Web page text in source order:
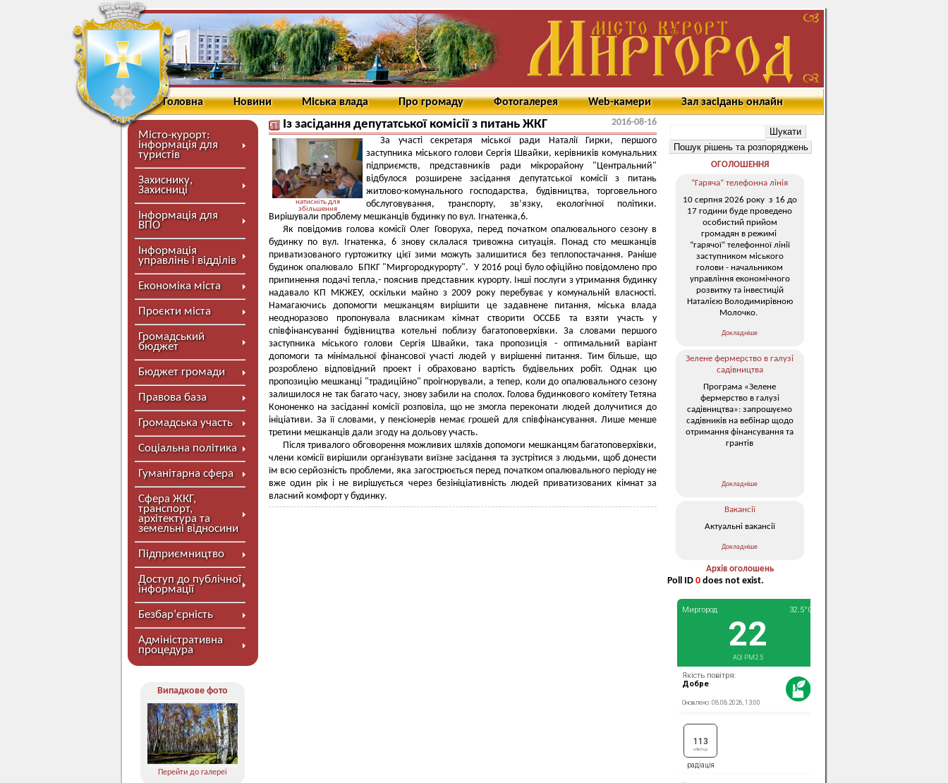
Головна Новини Міська влада Про громаду Фотогалерея Web-камери Зал засідань онлайн
Місто-курорт:
інформація для
туристів
Захиснику,
Захисниці
Інформація для
ВПО
Інформація
управлінь і відділів
Економіка міста
Проєкти міста
Громадський
бюджет
Бюджет громади
Правова база
Громадська участь
Соціальна політика
Гуманітарна сфера
Сфера ЖКГ,
транспорт,
архітектура та
земельні відносини
Підприємництво
Доступ до публічної
інформації
Безбар’єрність
Адміністративна
процедура
Випадкове фото
Перейти до галереї
Із засідання депутатської комісії з питань ЖКГ 2016-08-16
натисніть для
збільшення
За участі секретаря міської ради Наталії Гирки, першого
заступника міського голови Сергія Швайки, керівників комунальних
підприємств, представників ради мікрорайону "Центральний"
відбулося розширене засідання депутатської комісії з питань
житлово-комунального господарства, будівництва, торговельного
обслуговування, транспорту, зв’язку, екологічної політики.
Вирішували проблему мешканців будинку по вул. Ігнатенка,6.
Як повідомив голова комісії Олег Говоруха, перед початком опалювального сезону в
будинку по вул. Ігнатенка, 6 знову склалася тривожна ситуація. Понад сто мешканців
приватизованого гуртожитку цієї зими можуть залишитися без теплопостачання. Раніше
будинок опалювало БПКГ "Миргородкурорту". У 2016 році було офіційно повідомлено про
припинення подачі тепла,- пояснив представник курорту. Інші послуги з утримання будинку
надавало КП МКЖЕУ, оскільки майно з 2009 року перебуває у комунальній власності.
Намагаючись допомогти мешканцям вирішити це задавнене питання, міська влада
неодноразово пропонувала власникам кімнат створити ОССББ та взяти участь у
співфінансуванні будівництва котельні поблизу багатоповерхівки. За словами першого
заступника міського голови Сергія Швайки, така пропозиція - оптимальний варіант
допомоги та мінімальної фінансової участі людей у вирішенні питання. Тим більше, що
розроблено відповідний проект і обраховано вартість будівельних робіт. Однак цю
пропозицію мешканці "традиційно" проігнорували, а тепер, коли до опалювального сезону
залишилося не так багато часу, знову забили на сполох. Голова будинкового комітету Тетяна
Кононенко на засіданні комісії розповіла, що не змогла переконати людей долучитися до
ініціативи. За її словами, у пенсіонерів немає грошей для співфінансування. Лише менше
третини мешканців дали згоду на дольову участь.
Після тривалого обговорення можливих шляхів допомоги мешканцям багатоповерхівки,
члени комісії вирішили організувати виїзне засідання та зустрітися з людьми, щоб донести
їм всю серйозність проблеми, яка загострюється перед початком опалювального періоду не
вже один рік і не вирішується через безініціативність людей приватизованих кімнат за
власний комфорт у будинку.
ОГОЛОШЕННЯ
“Гаряча” телефонна лінія
10 серпня 2026 року з 16 до
17 години буде проведено
особистий прийом
громадян в режимі
“гарячої” телефонної лінії
заступником міського
голови - начальником
управління економічного
розвитку та інвестицій
Наталією Володимирівною
Молочко.
Докладніше
Зелене фермерство в галузі
садівництва
Програма «Зелене
фермерство в галузі
садівництва»: запрошуємо
садівників на вебінар щодо
отримання фінансування та
грантів
Докладніше
Вакансії
Актуальні вакансії
Докладніше
Архів оголошень
Poll ID 0 does not exist.